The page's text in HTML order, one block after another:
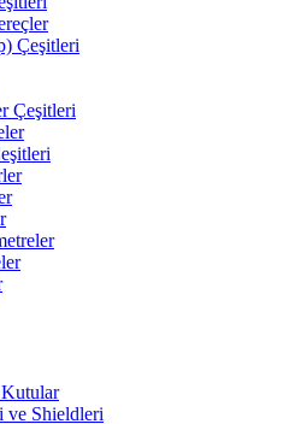
Çeşitleri
Çeşitleri
ve Shieldleri